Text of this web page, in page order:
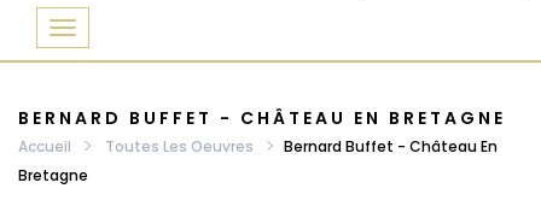
Basculer
la
BERNARD BUFFET - CHÂTEAU EN BRETAGNE
Accueil Toutes Les Oeuvres
Bernard Buffet - Château En
Bretagne